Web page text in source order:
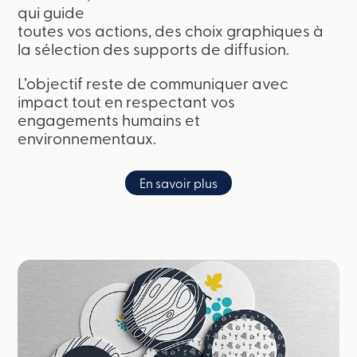
qui guide
toutes vos actions, des choix graphiques à
la sélection des supports de diffusion.
L’objectif reste de communiquer avec
impact tout en respectant vos
engagements humains et
environnementaux.
En savoir plus